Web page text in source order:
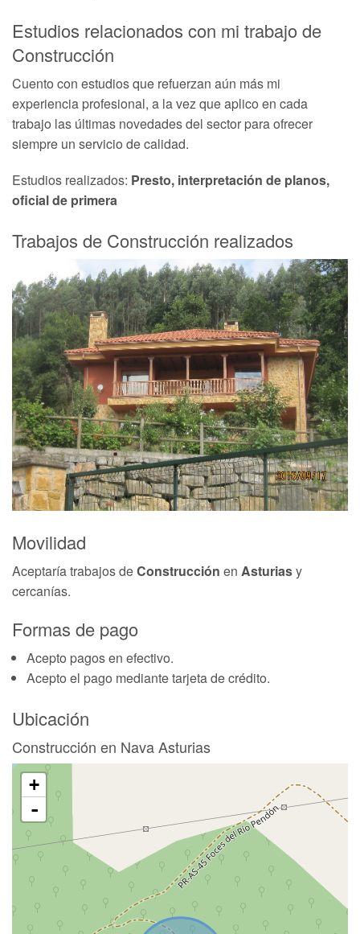
Estudios relacionados con mi trabajo de
Construcción
Cuento con estudios que refuerzan aún más mi
experiencia profesional, a la vez que aplico en cada
trabajo las últimas novedades del sector para ofrecer
siempre un servicio de calidad.
Estudios realizados: Presto, interpretación de planos,
oficial de primera
Trabajos de Construcción realizados
4
Movilidad
Aceptaría trabajos deConstrucción en Asturiasy
cercanías.
Formas de pago
Acepto pagos en efectivo.
Acepto el pago mediante tarjeta de crédito.
Ubicación
Construcción en Nava Asturias
+
-